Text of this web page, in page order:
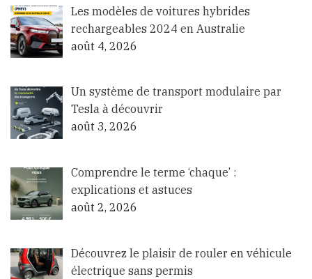
Les modèles de voitures hybrides
rechargeables 2024 en Australie
août 4, 2026
Un système de transport modulaire par
Tesla à découvrir
août 3, 2026
Comprendre le terme ‘chaque’ :
explications et astuces
août 2, 2026
Découvrez le plaisir de rouler en véhicule
électrique sans permis